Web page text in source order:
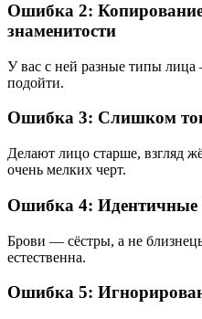
Ошибка 2:
знаменитости
У вас с ней разные типы
подойти.
Ошибка 3: Слишком
Делают лицо старше, взгляд
очень мелких черт.
Ошибка 4: Идентичные
Брови — сёстры, а не
естественна.
Ошибка 5: